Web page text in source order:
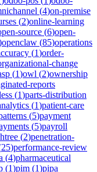
(4)on-premise
(2)online-learning
source (6)open-
openclaw (85)operations
(1)order-
change
(1)owl (2)ownership
reports
(1)parts-distribution
(1)patient-care
(5)payment
(5)payroll
(2)penetration-
25)performance-review
(4)pharmaceutical
(1)pim (1)pipa